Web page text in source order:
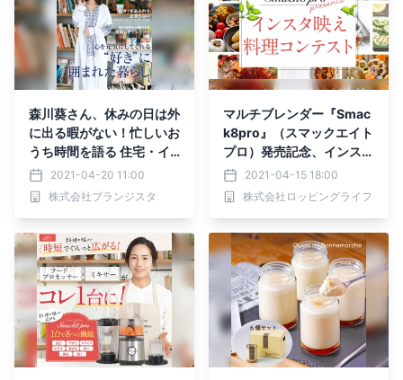
森川葵さん、休みの日は外
に出る暇がない！忙しいお
うち時間を語る 住宅・イ
ンテリア電子雑誌『マドリ
ーム』Vol.37公開
2021-04-20 11:00
株式会社ブランジスタ
マルチブレンダー『Smac
k8pro』（スマックエイト
プロ）発売記念、インスタ
映え料理コンテストを開
催！
2021-04-15 18:00
株式会社ロッピングライフ